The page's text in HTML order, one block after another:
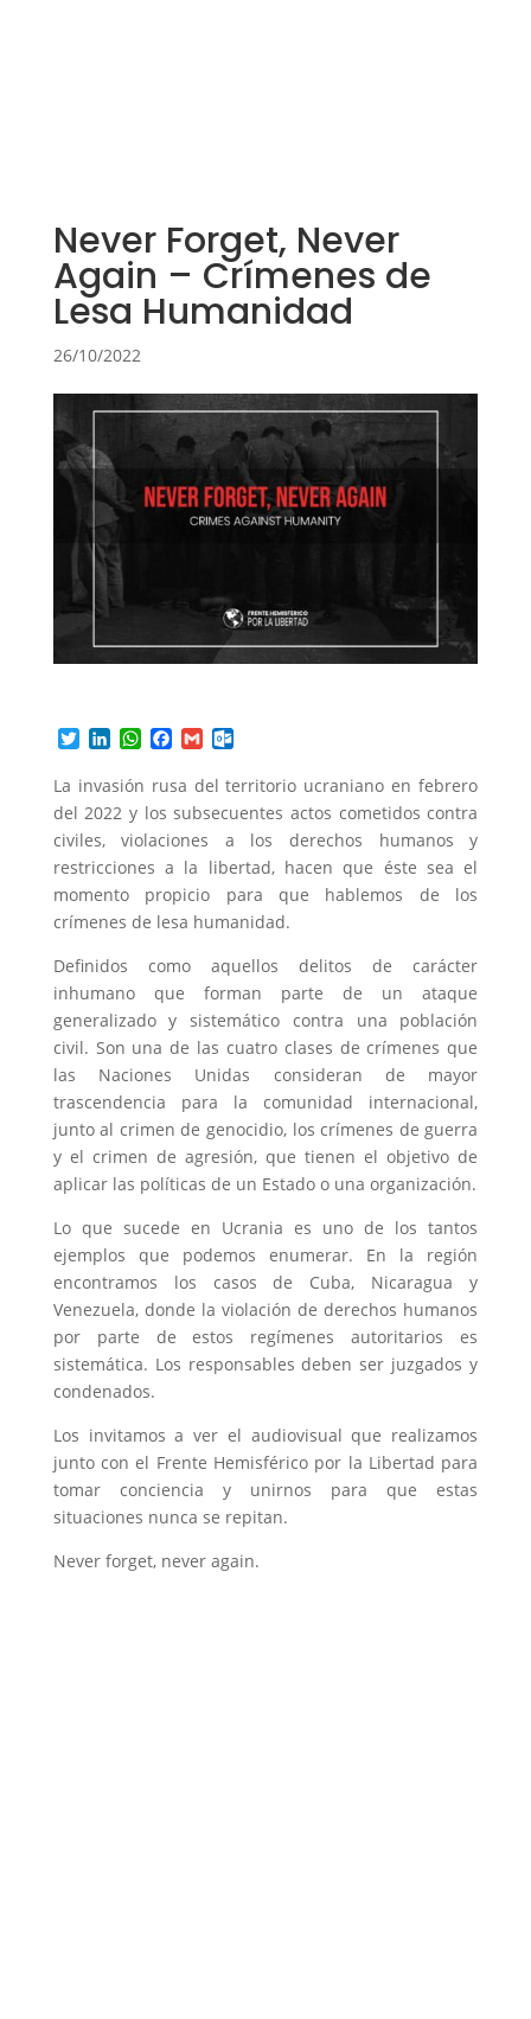
Never Forget, Never
Again – Crímenes de
Lesa Humanidad
26/10/2022
T
i
t
t
e
r
L
n
k
e
d
I
n
W
a
t
s
A
p
p
F
c
e
b
o
o
k
G
a
i
l
O
t
l
o
o
k
.
c
o
La invasión rusa del territorio ucraniano en febrero
del 2022 y los subsecuentes actos cometidos contra
civiles, violaciones a los derechos humanos y
restricciones a la libertad, hacen que éste sea el
momento propicio para que hablemos de los
crímenes de lesa humanidad.
Definidos como aquellos delitos de carácter
inhumano que forman parte de un ataque
generalizado y sistemático contra una población
civil. Son una de las cuatro clases de crímenes que
las Naciones Unidas consideran de mayor
trascendencia para la comunidad internacional,
junto al crimen de genocidio, los crímenes de guerra
y el crimen de agresión, que tienen el objetivo de
aplicar las políticas de un Estado o una organización.
Lo que sucede en Ucrania es uno de los tantos
ejemplos que podemos enumerar. En la región
encontramos los casos de Cuba, Nicaragua y
Venezuela, donde la violación de derechos humanos
por parte de estos regímenes autoritarios es
sistemática. Los responsables deben ser juzgados y
condenados.
Los invitamos a ver el audiovisual que realizamos
junto con el Frente Hemisférico por la Libertad para
tomar conciencia y unirnos para que estas
situaciones nunca se repitan.
Never forget, never again.